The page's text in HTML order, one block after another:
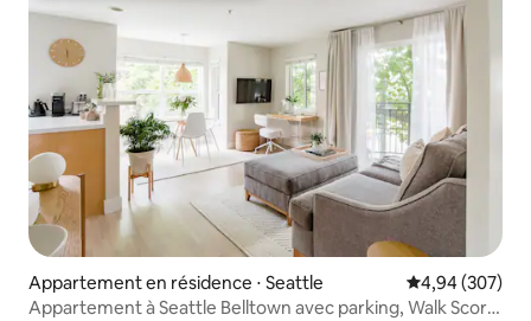
Appartement en résidence ⋅ Seattle Évaluation
4,94 (307)
Appartement à Seattle Belltown avec parking, Walk Score